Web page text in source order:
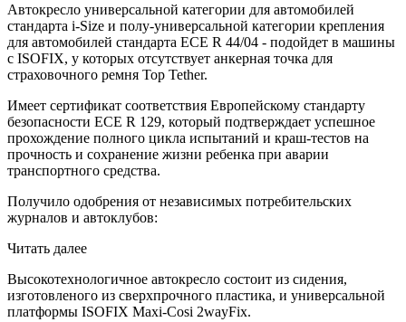
Автокресло универсальной категории для автомобилей
стандарта i-Size и полу-универсальной категории крепления
для автомобилей стандарта ECE R 44/04 - подойдет в машины
с ISOFIX, у которых отсутствует анкерная точка для
страховочного ремня Top Tether.
Имеет сертификат соответствия Европейскому стандарту
безопасности ЕСЕ R 129, который подтверждает успешное
прохождение полного цикла испытаний и краш-тестов на
прочность и сохранение жизни ребенка при аварии
транспортного средства.
Получило одобрения от независимых потребительских
журналов и автоклубов:
Читать далее
Высокотехнологичное автокресло состоит из сидения,
изготовленого из сверхпрочного пластика, и универсальной
платформы ISOFIX Maxi-Cosi 2wayFix.